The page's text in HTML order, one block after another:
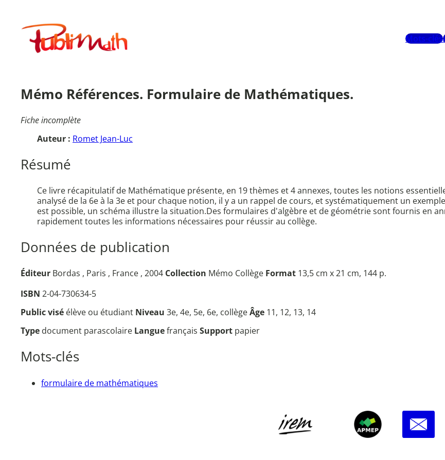
contenuPublimath
Mots-clés
Mémo Références. Formulaire de Mathématiques.
Fiche incomplète
Auteur : Romet Jean-Luc
Résumé
Ce livre récapitulatif de Mathématique présente, en 19 thèmes et 4 annexes, toutes les notions
analysé de la 6e à la 3e et pour chaque notion, il y a un rappel de cours, et systématiquement un
est possible, un schéma illustre la situation.Des formulaires d'algèbre et de géométrie sont fournis en
rapidement toutes les informations nécessaires pour réussir au collège.
Données de publication
Éditeur Bordas , Paris , France , 2004 Collection Mémo Collège Format 13,5 cm x 21 cm, 144 p.
ISBN 2-04-730634-5
Public visé élève ou étudiant Niveau 3e, 4e, 5e, 6e, collègeÂge 11, 12, 13, 14
Type document parascolaire Languefrançais Support papier
Mots-clés
formulaire de mathématiques